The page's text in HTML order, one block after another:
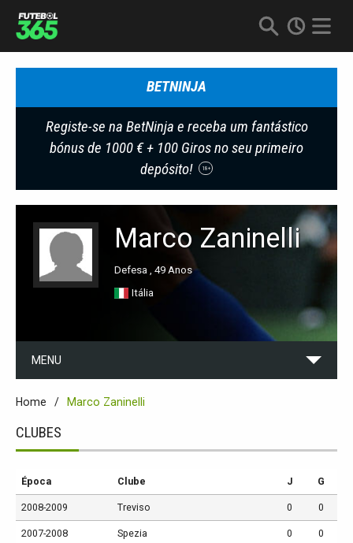
BETNINJA
Registe-se na BetNinja e receba um fantástico
bónus de 1000 € + 100 Giros no seu primeiro
depósito!
18+
Marco Zaninelli
Defesa , 49 Anos
Itália
MENU
Home Marco Zaninelli
CLUBES
Época Clube J G
2008-2009 Treviso 0 0
2007-2008 Spezia 0 0